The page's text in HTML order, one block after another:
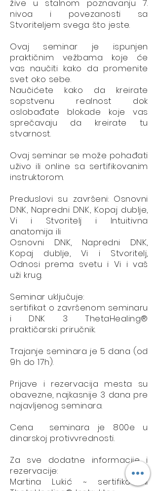
žive u stalnom poznavanju 7.
nivoa i povezanosti sa
Stvoriteljem svega što jeste.
Ovaj seminar je ispunjen
praktičnim vežbama koje će
vas naučiti kako da promenite
svet oko sebe.
Naučićete kako da kreirate
sopstvenu realnost dok
oslobađate blokade koje vas
sprečavaju da kreirate tu
stvarnost.
Ovaj seminar se može pohađati
uživo ili online sa sertifikovanim
instruktorom.
Preduslovi su završeni: Osnovni
DNK, Napredni DNK, Kopaj dublje,
Vi i Stvoritelj i Intuitivna
anatomija ili
Osnovni DNK, Napredni DNK,
Kopaj dublje, Vi i Stvoritelj,
Odnosi prema svetu i Vi i vaš
uži krug.
Seminar uključuje:
sertifikat o završenom seminaru
i DNK 3 ThetaHealing®
praktičarski priručnik.
Trajanje seminara je 5 dana (od
9h do 17h).
Prijave i rezervacija mesta su
obavezne, najkasnije 3 dana pre
najavljenog seminara.
​Cena seminara je 800e u
dinarskoj protivvrednosti.
Za sve dodatne informacije i
rezervacije:
Martina Lukić ~ sertifikovani